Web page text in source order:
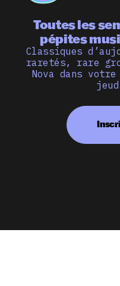
Toutes les
pépites
Classiques
raretés, rare
Nova dans